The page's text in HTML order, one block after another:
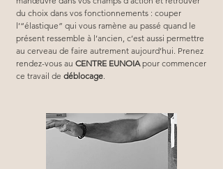
du choix dans vos fonctionnements : couper
l’“élastique” qui vous ramène au passé quand le
présent ressemble à l’ancien, c’est aussi permettre
au cerveau de faire autrement aujourd’hui. Prenez
rendez-vous au CENTRE EUNOIA pour commencer
ce travail de déblocage